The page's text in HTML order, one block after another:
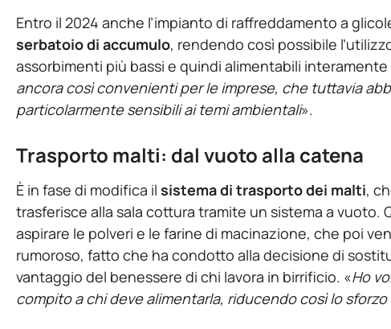
Entro il 2024 anche l’impianto di raffreddamento a
serbatoio di accumulo, rendendo così possibile
assorbimenti più bassi e quindi alimentabili
ancora così convenienti per le imprese, che tuttavia
particolarmente sensibili ai temi ambientali».
Trasporto malti: dal vuoto alla catena
È in fase di modifica il sistema di trasporto dei malti,
trasferisce alla sala cottura tramite un sistema a vuoto.
aspirare le polveri e le farine di macinazione, che poi
rumoroso, fatto che ha condotto alla decisione di
vantaggio del benessere di chi lavora in birrificio. «Ho
compito a chi deve alimentarla, riducendo così lo